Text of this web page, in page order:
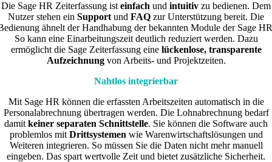
Die Sage HR Zeiterfassung ist einfach und intuitiv zu bedienen. Dem
Nutzer stehen ein Support und FAQ zur Unterstützung bereit. Die
ähnelt der Handhabung der bekannten Module der Sage
So kann eine Einarbeitungszeit deutlich reduziert werden. Dazu
ermöglicht die Sage Zeiterfassung eine lückenlose, transparente
Aufzeichnungvon Arbeits- und Projektzeiten.
Nahtlos integrierbar
Mit Sage HR können die erfassten Arbeitszeiten automatisch in die
Personalabrechnung übertragen werden. Die Lohnabrechnung bedarf
damit keiner separaten Schnittstelle. Sie können die Software auch
problemlos mit Drittsystemen wie Warenwirtschaftslösungen und
Weiteren integrieren. So müssen Sie die Daten nicht mehr manuell
eingeben. Das spart wertvolle Zeit und bietet zusätzliche Sicherheit.